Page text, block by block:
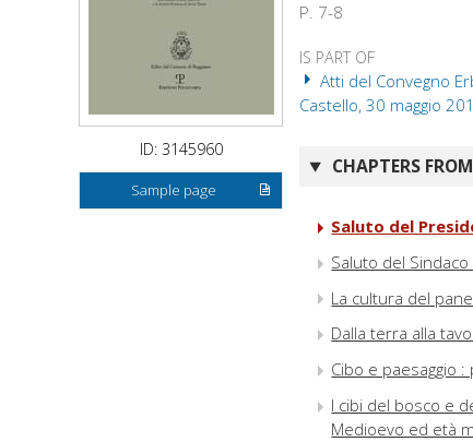
ID: 3145960
Sample page
P. 7-8
IS PART OF
Atti del Convegno
Castello, 30 maggio
CHAPTERS
Saluto del
Saluto del Sindaco
La cultura del
Dalla terra alla
Cibo e paesaggio
I cibi del bosco e
Medioevo ed età